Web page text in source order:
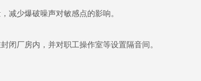
少爆破噪声对敏感点的影响。
厂房内，并对职工操作室等设置隔音间。